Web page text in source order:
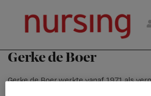
Gerke de Boer
Gerke de Boer werkte vanaf 1971 als